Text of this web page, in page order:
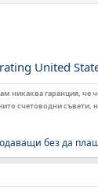
United
гаранция, че
счетоводни
без да